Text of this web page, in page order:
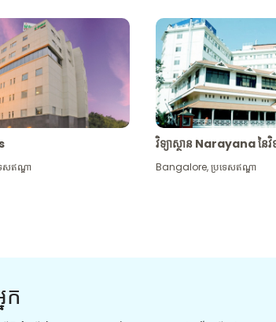
សឥណ្ឌា
វិទ្យាស្ថាន Narayana នៃវិទ្
Bangalore,ប្រទេសឥណ្ឌា
ក